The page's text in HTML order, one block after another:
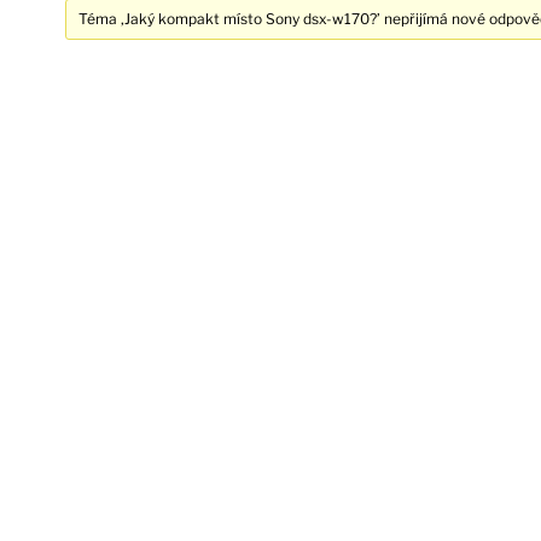
Téma ‚Jaký kompakt místo Sony dsx-w170?’ nepřijímá nové